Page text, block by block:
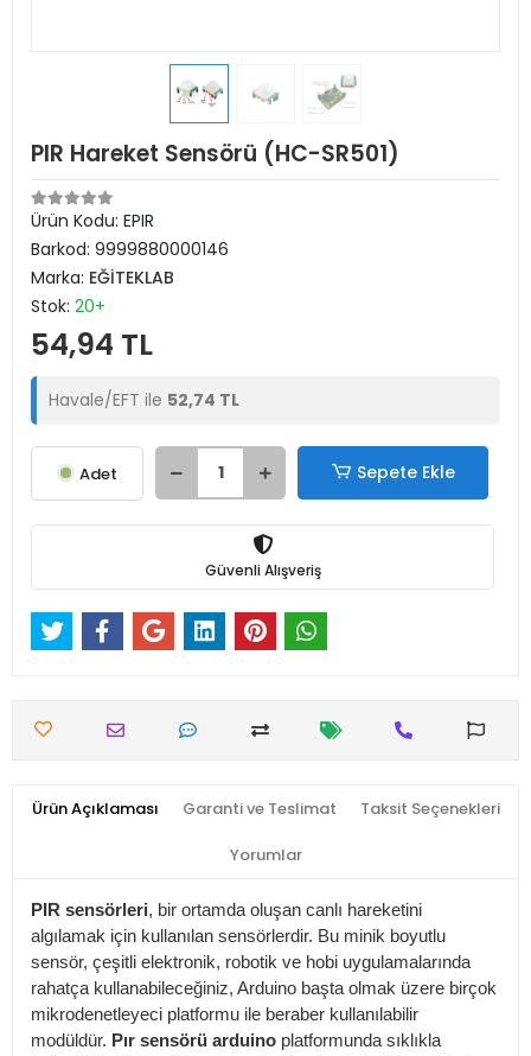
PIR Hareket Sensörü (HC-SR501)
Ürün Kodu: EPIR
Barkod: 9999880000146
Marka: EĞİTEKLAB
Stok: 20+
54,94 TL
Havale/EFT ile 52,74 TL
Adet Sepete Ekle
Güvenli Alışveriş
Ürün Açıklaması Garanti ve Teslimat Taksit Seçenekleri
Yorumlar
PIR sensörleri, bir ortamda oluşan canlı hareketini
algılamak için kullanılan sensörlerdir. Bu minik boyutlu
sensör, çeşitli elektronik, robotik ve hobi uygulamalarında
rahatça kullanabileceğiniz, Arduino başta olmak üzere birçok
mikrodenetleyeci platformu ile beraber kullanılabilir
modüldür. Pır sensörü arduino platformunda sıklıkla